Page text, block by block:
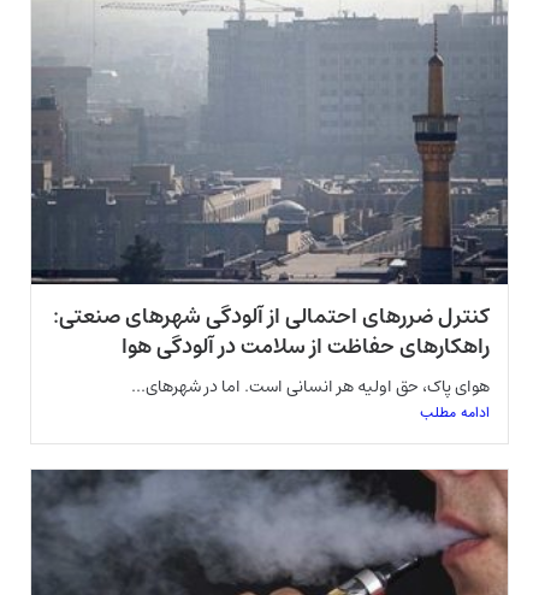
کنترل ضررهای احتمالی از آلودگی شهرهای صنعتی:
راهکارهای حفاظت از سلامت در آلودگی هوا
هوای پاک، حق اولیه هر انسانی است. اما در شهرهای...
ادامه مطلب